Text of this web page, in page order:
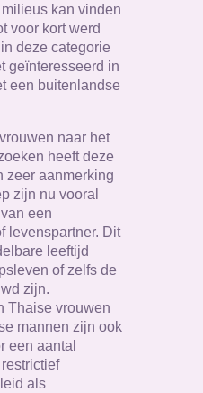
kan vinden
voor kort werd
deze categorie
geïnteresseerd in
een buitenlandse
naar het
heeft deze
zeer aanmerking
zijn nu vooral
een
levenspartner. Dit
leeftijd
of zelfs de
zijn.
Thaise vrouwen
mannen zijn ook
een aantal
als